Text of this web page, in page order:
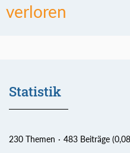
verloren
Statistik
230 Themen 483 Beiträge